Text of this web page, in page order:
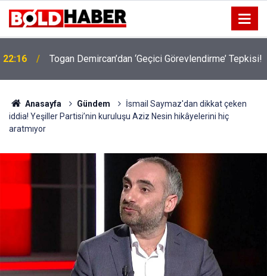
19:32 Sıcak Havalarda Ödem Şikayetini Hafife Almayın!
Anasayfa Gündem
İsmail Saymaz'dan dikkat çeken
iddia! Yeşiller Partisi’nin kuruluşu Aziz Nesin hikâyelerini hiç
aratmıyor